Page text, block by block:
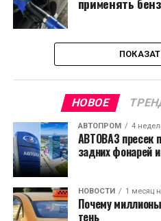
НОВОЕ
АВТОПРОМ 4
АВТОВАЗ пресек
задних фонарей
НОВОСТИ 1 месяц
Почему
тень